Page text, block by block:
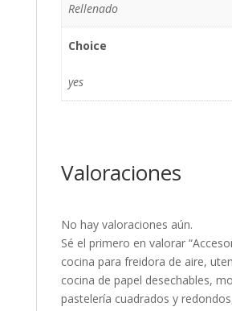
Rellenado
Choice
yes
Valoraciones
No hay valoraciones aún.
Sé el primero en valorar
cocina para freidora de aire,
cocina de papel desechables,
pastelería cuadrados y